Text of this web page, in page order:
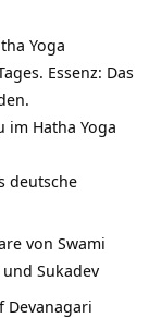
Yoga
Essenz: Das
im Hatha Yoga
deutsche
von Swami
Sukadev
Devanagari